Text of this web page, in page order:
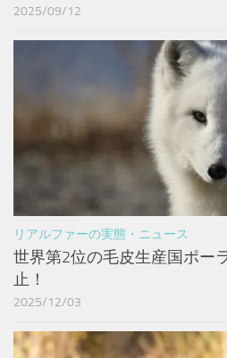
2025/09/12
リアルファーの実態・ニュース
世界第2位の毛皮生産国ポー
止！
2025/12/03